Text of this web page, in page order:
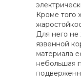
Кроме того
Для него не
язвенной
материала
небольшая